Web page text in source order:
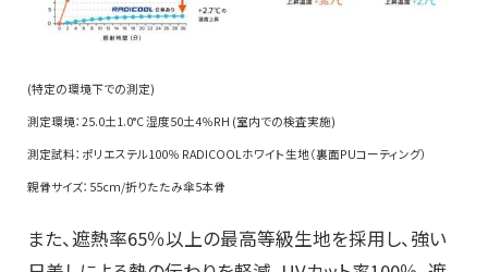
(特定の環境下での測定)
測定環境：25.0⼟1.0°C 湿度50⼟4％RH (室内での検査実施)
測定試料：ポリエステル100％ RADICOOLホワイト⽣地（裏⾯PUコーティング）
親⾻サイズ：55cm/折りたたみ傘5本⾻
また、遮熱率65％以上の最高等級生地を採用し、強い